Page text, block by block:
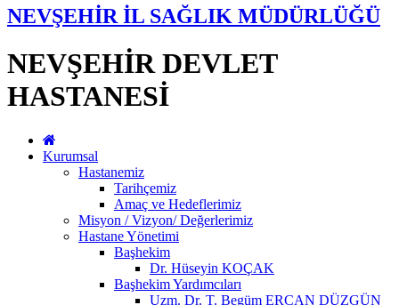
NEVŞEHİR İL SAĞLIK MÜDÜRLÜĞÜ
NEVŞEHİR DEVLET
HASTANESİ
Kurumsal
Hastanemiz
Tarihçemiz
Amaç ve Hedeflerimiz
Misyon / Vizyon/ Değerlerimiz
Hastane Yönetimi
Başhekim
Dr. Hüseyin KOÇAK
Başhekim Yardımcıları
Uzm. Dr. T. Begüm ERCAN DÜZGÜN